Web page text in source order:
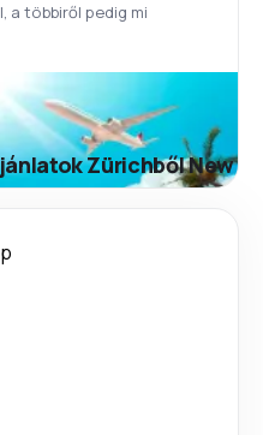
a többiről pedig mi
Zürichből New